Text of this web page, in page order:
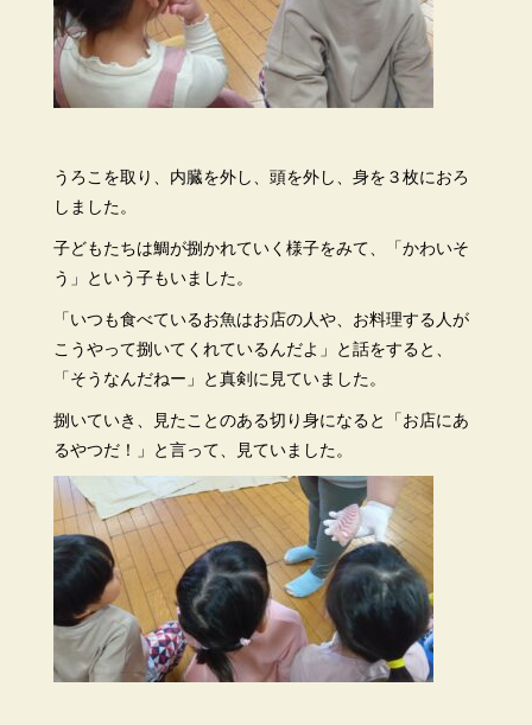
うろこを取り、内臓を外し、頭を外し、身を３枚におろ
しました。
子どもたちは鯛が捌かれていく様子をみて、「かわいそ
う」という子もいました。
「いつも食べているお魚はお店の人や、お料理する人が
こうやって捌いてくれているんだよ」と話をすると、
「そうなんだねー」と真剣に見ていました。
捌いていき、見たことのある切り身になると「お店にあ
るやつだ！」と言って、見ていました。